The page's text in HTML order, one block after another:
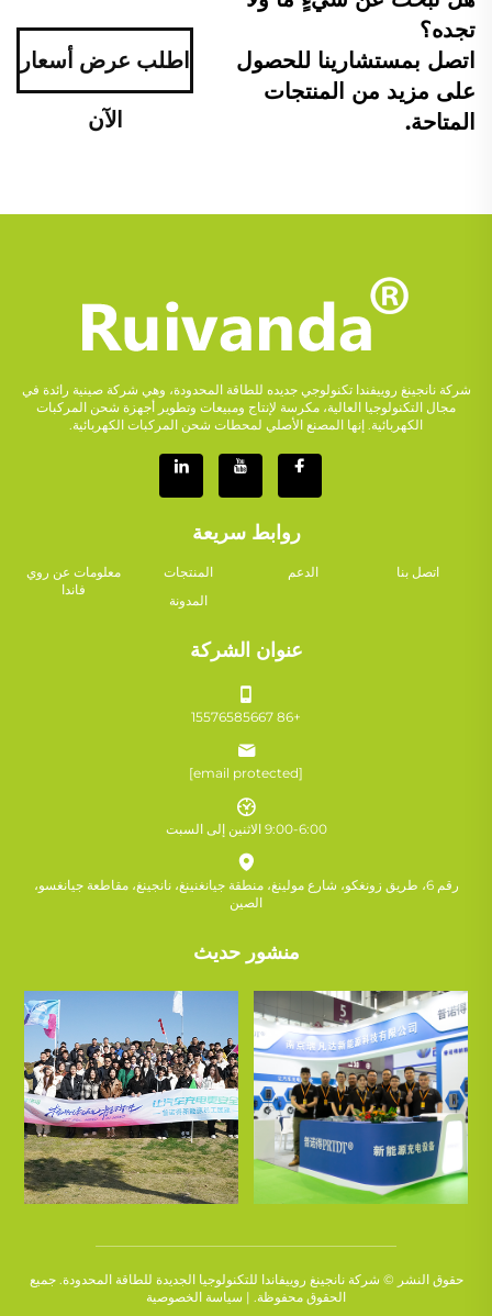
تجده؟
اتصل بمستشارينا للحصول
على مزيد من المنتجات
المتاحة.
اطلب عرض أسعار
الآن
شركة نانجينغ روييفندا تكنولوجي جديده للطاقة المحدودة، وهي شركة صينية رائدة في
مجال التكنولوجيا العالية، مكرسة لإنتاج ومبيعات وتطوير أجهزة شحن المركبات
الكهربائية. إنها المصنع الأصلي لمحطات شحن المركبات الكهربائية.
روابط سريعة
معلومات عن روي
فاندا
المنتجات الدعم
اتصل بنا
المدونة
عنوان الشركة
+86 15576585667
[email protected]
9:00-6:00 الاثنين إلى السبت
رقم 6، طريق زونغكو، شارع مولينغ، منطقة جيانغنينغ، نانجينغ، مقاطعة جيانغسو،
الصين
منشور حديث
حقوق النشر © شركة نانجينغ روييفاندا للتكنولوجيا الجديدة للطاقة المحدودة. جميع
الحقوق محفوظة. | سياسة الخصوصية